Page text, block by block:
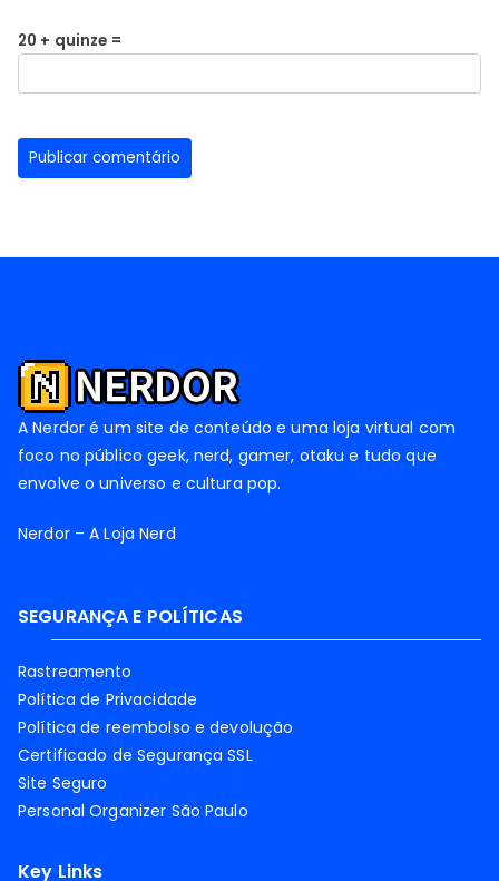
20 + quinze =
A Nerdor é um site de conteúdo e uma loja virtual com
foco no público geek, nerd, gamer, otaku e tudo que
envolve o universo e cultura pop.
Nerdor – A Loja Nerd
SEGURANÇA E POLÍTICAS
Rastreamento
Política de Privacidade
Política de reembolso e devolução
Certificado de Segurança SSL
Site Seguro
Personal Organizer São Paulo
Key Links